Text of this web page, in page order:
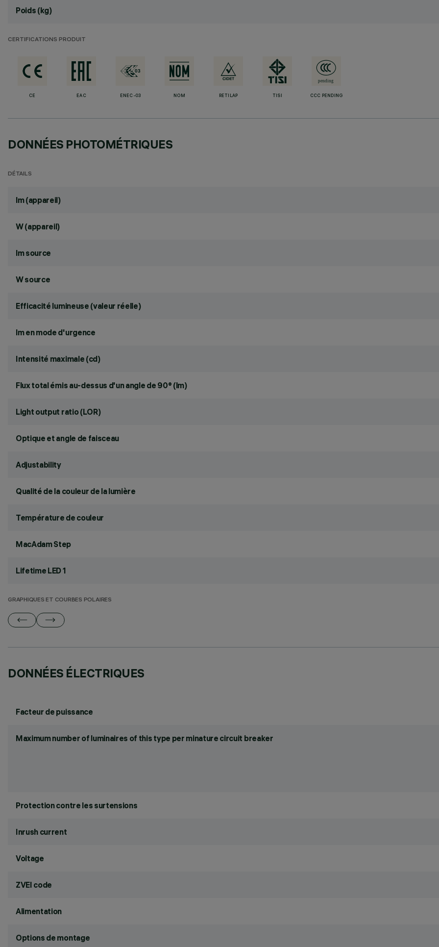
Poids (kg)
CERTIFICATIONS PRODUIT
CE EAC ENEC-03 NOM RETILAP TISI CCC PENDING
DONNÉES PHOTOMÉTRIQUES
DÉTAILS
lm (appareil)
W (appareil)
lm source
W source
Efficacité lumineuse (valeur réelle)
lm en mode d'urgence
Intensité maximale (cd)
Flux total émis au-dessus d'un angle de 90° (lm)
Light output ratio (LOR)
Optique et angle de faisceau
Adjustability
Qualité de la couleur de la lumière
Température de couleur
MacAdam Step
Lifetime LED 1
GRAPHIQUES ET COURBES POLAIRES
DONNÉES ÉLECTRIQUES
Facteur de puissance
Maximum number of luminaires of this type per minature circuit breaker
Protection contre les surtensions
Inrush current
Voltage
ZVEI code
Alimentation
Options de montage